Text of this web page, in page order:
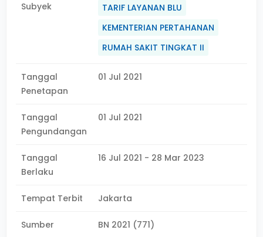
Subyek
TARIF LAYANAN BLU
KEMENTERIAN PERTAHANAN
RUMAH SAKIT TINGKAT II
Tanggal
Penetapan
01 Jul 2021
Tanggal
Pengundangan
01 Jul 2021
Tanggal
Berlaku
16 Jul 2021 - 28 Mar 2023
Tempat Terbit Jakarta
Sumber BN 2021 (771)